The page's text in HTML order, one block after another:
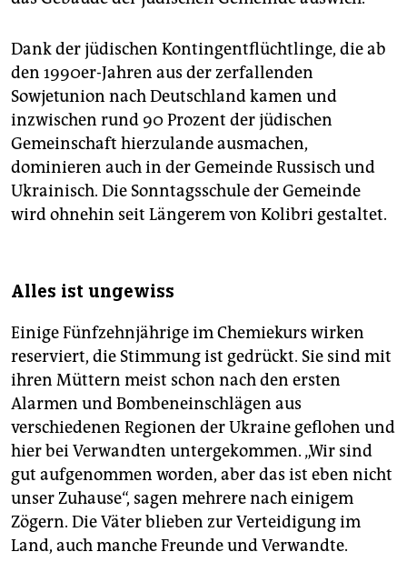
Dank der jüdischen Kontingentflüchtlinge, die ab
den 1990er-Jahren aus der zerfallenden
Sowjetunion nach Deutschland kamen und
inzwischen rund 90 Prozent der jüdischen
Gemeinschaft hierzulande ausmachen,
dominieren auch in der Gemeinde Russisch und
Ukrainisch. Die Sonntagsschule der Gemeinde
wird ohnehin seit Längerem von Kolibri gestaltet.
Alles ist ungewiss
Einige Fünfzehnjährige im Chemiekurs wirken
reserviert, die Stimmung ist gedrückt. Sie sind mit
ihren Müttern meist schon nach den ersten
Alarmen und Bombeneinschlägen aus
verschiedenen Regionen der Ukraine geflohen und
hier bei Verwandten untergekommen. „Wir sind
gut aufgenommen worden, aber das ist eben nicht
unser Zuhause“, sagen mehrere nach einigem
Zögern. Die Väter blieben zur Verteidigung im
Land, auch manche Freunde und Verwandte.